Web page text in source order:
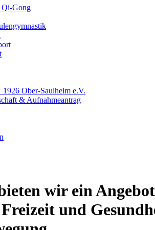
Gong
Ober-Saulheim e.V.
& Aufnahmeantrag
wir ein Angebot
Freizeit und